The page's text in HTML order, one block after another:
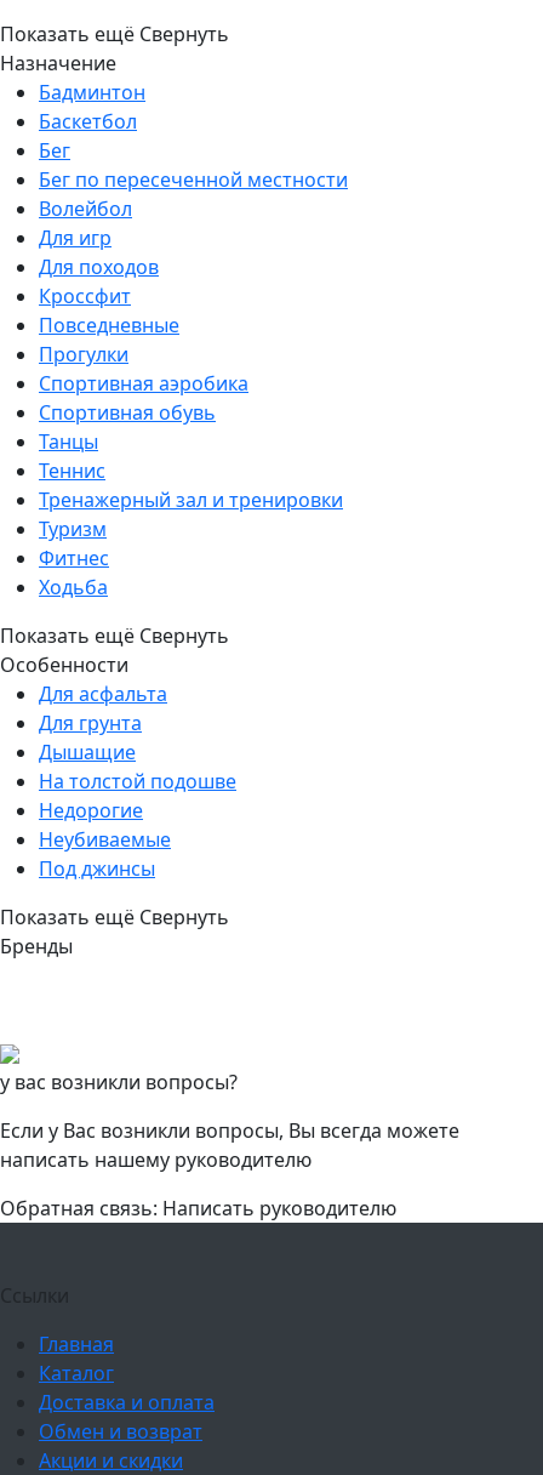
Показать ещё Свернуть
Назначение
Бадминтон
Баскетбол
Бег
Бег по пересеченной местности
Волейбол
Для игр
Для походов
Кроссфит
Повседневные
Прогулки
Спортивная аэробика
Спортивная обувь
Танцы
Теннис
Тренажерный зал и тренировки
Туризм
Фитнес
Ходьба
Показать ещё Свернуть
Особенности
Для асфальта
Для грунта
Дышащие
На толстой подошве
Недорогие
Неубиваемые
Под джинсы
Показать ещё Свернуть
Бренды
у вас возникли вопросы?
Если у Вас возникли вопросы, Вы всегда можете
написать нашему руководителю
Обратная связь: Написать руководителю
Ссылки
Главная
Каталог
Доставка и оплата
Обмен и возврат
Акции и скидки